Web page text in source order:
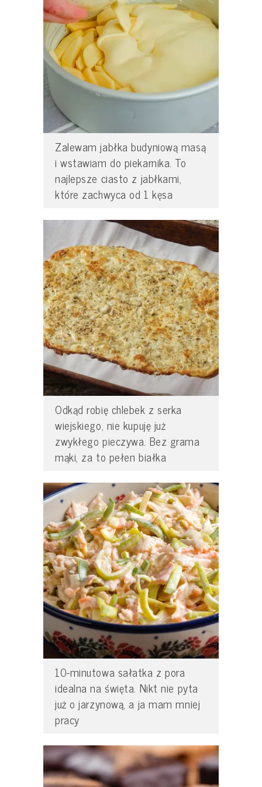
Zalewam jabłka budyniową masą
i wstawiam do piekarnika. To
najlepsze ciasto z jabłkami,
które zachwyca od 1 kęsa
Odkąd robię chlebek z serka
wiejskiego, nie kupuję już
zwykłego pieczywa. Bez grama
mąki, za to pełen białka
10-minutowa sałatka z pora
idealna na święta. Nikt nie pyta
już o jarzynową, a ja mam mniej
pracy